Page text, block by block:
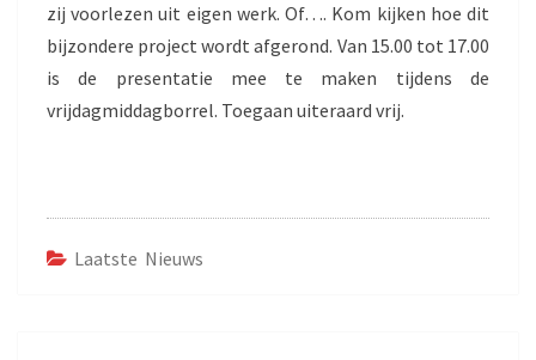
zij voorlezen uit eigen werk. Of…. Kom kijken hoe dit
bijzondere project wordt afgerond. Van 15.00 tot 17.00
is de presentatie mee te maken tijdens de
vrijdagmiddagborrel. Toegaan uiteraard vrij.
Laatste Nieuws